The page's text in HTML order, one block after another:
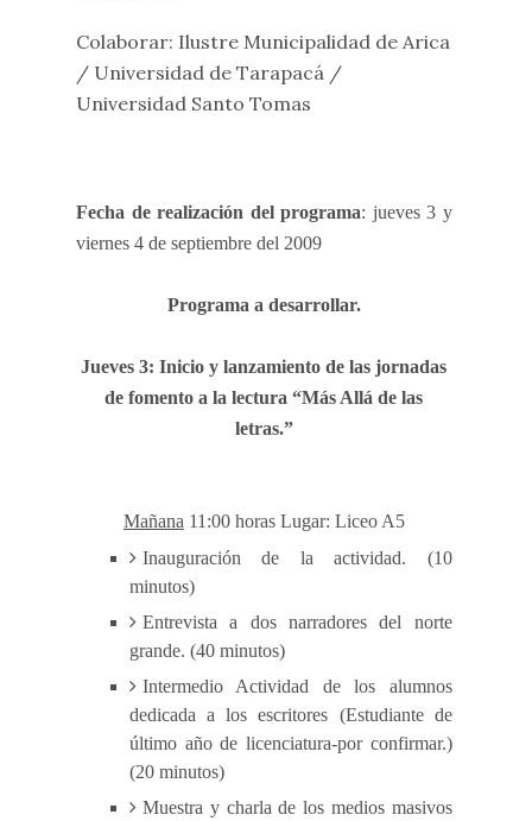
Colaborar: Ilustre Municipalidad de Arica
/ Universidad de Tarapacá /
Universidad Santo Tomas
Fecha de realización del programa: jueves 3 y
viernes 4 de septiembre del 2009
Programa a desarrollar.
Jueves 3: Inicio y lanzamiento de las jornadas
de fomento a la lectura “Más Allá de las
letras.”
Mañana 11:00 horas Lugar: Liceo A5
Inauguración de la actividad. (10
minutos)
Entrevista a dos narradores del norte
grande. (40 minutos)
Intermedio Actividad de los alumnos
dedicada a los escritores (Estudiante de
último año de licenciatura-por confirmar.)
(20 minutos)
Muestra y charla de los medios masivos